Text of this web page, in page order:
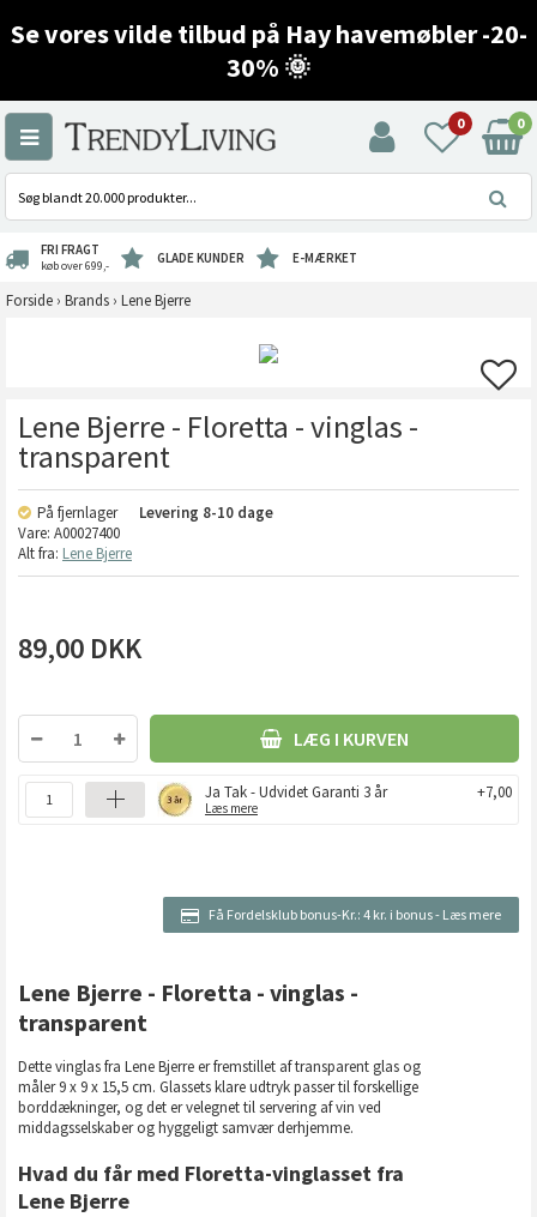
Se vores vilde tilbud på Hay havemøbler -20-
30% 🌞
0 0
FRI FRAGT
køb over 699,- GLADE KUNDER E-MÆRKET
Forside › Brands › Lene Bjerre
Lene Bjerre - Floretta - vinglas -
transparent
På fjernlager Levering 8-10 dage
Vare: A00027400
Alt fra: Lene Bjerre
89,00 DKK
LÆG I KURVEN
Ja Tak - Udvidet Garanti 3 år
Læs mere
+7,00
Få Fordelsklub bonus-Kr.: 4 kr. i bonus- Læs mere
Lene Bjerre - Floretta - vinglas -
transparent
Dette vinglas fra Lene Bjerre er fremstillet af transparent glas og
måler 9 x 9 x 15,5 cm. Glassets klare udtryk passer til forskellige
borddækninger, og det er velegnet til servering af vin ved
middagsselskaber og hyggeligt samvær derhjemme.
Hvad du får med Floretta-vinglasset fra
Lene Bjerre